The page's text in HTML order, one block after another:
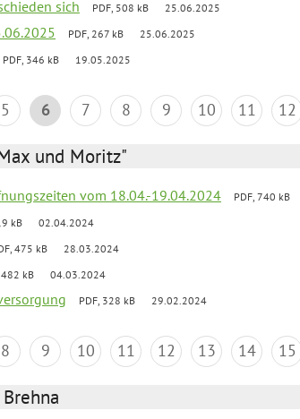
sich PDF, 508 kB 25.06.2025
PDF, 267 kB 25.06.2025
PDF, 346 kB 19.05.2025
5 6 7 8 9 10 11 12
und Moritz"
vom 18.04.-19.04.2024 PDF, 740 kB
kB 02.04.2024
475 kB 28.03.2024
482 kB 04.03.2024
PDF, 328 kB 29.02.2024
8 9 10 11 12 13 14 15